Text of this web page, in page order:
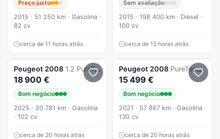
Preço justo
2015 · 51 250 km · Gasolina ·
82 cv
cerca de 11 horas atrás
Sem avaliação
2015 · 198 400 km · Diesel ·
100 cv
cerca de 15 horas atrás
Peugeot 2008 1.2 PureTech Style
18 900 €
Bom negócio
2025 · 20 781 km · Gasolina
· 102 cv
cerca de 20 horas atrás
Peugeot 2008 PureTech 100 Stop&Start Allure Pack
15 499 €
Bom negócio
2021 · 57 867 km · Gasolina ·
130 cv
cerca de 20 horas atrás